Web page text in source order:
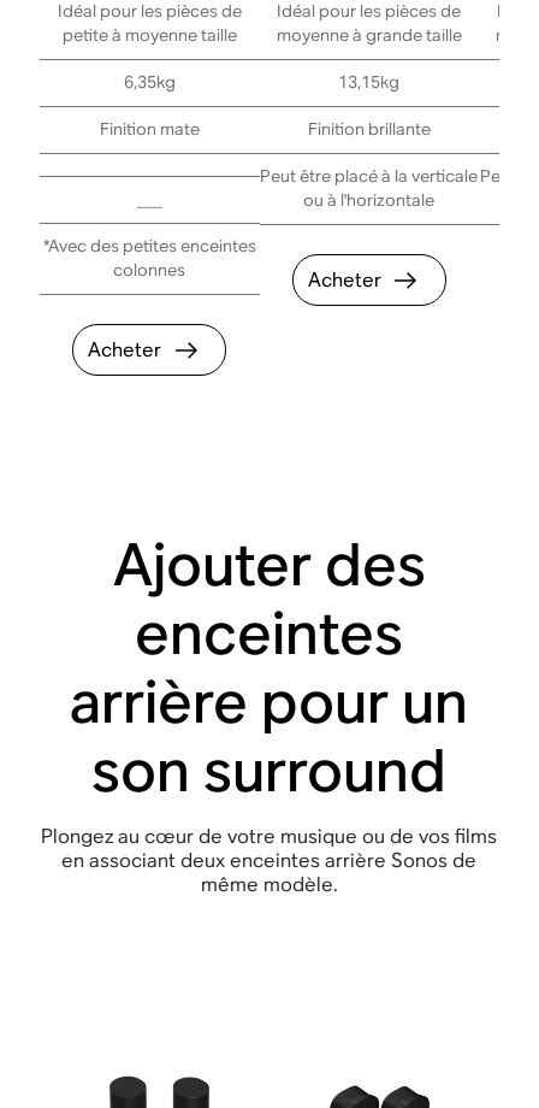
Idéal pour les pièces de
petite à moyenne taille
6,35kg
Finition mate
*Avec des petites enceintes
colonnes
Acheter
Idéal pour les pièces de
moyenne à grande taille
13,15kg
Finition brillante
Peut être placé à la verticale
ou à l'horizontale
Acheter
Peut
Ajouter des
enceintes
arrière pour un
son surround
Plongez au cœur de votre musique ou de vos films
en associant deux enceintes arrière Sonos de
même modèle.